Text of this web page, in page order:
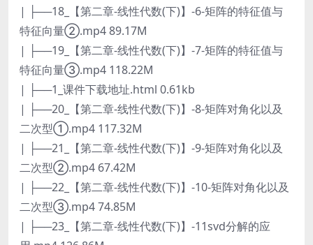
| ├──18_【第二章-线性代数(下)】-6-矩阵的特征值与
特征向量②.mp4 89.17M
| ├──19_【第二章-线性代数(下)】-7-矩阵的特征值与
特征向量③.mp4 118.22M
| ├──1_课件下载地址.html 0.61kb
| ├──20_【第二章-线性代数(下)】-8-矩阵对角化以及
二次型①.mp4 117.32M
| ├──21_【第二章-线性代数(下)】-9-矩阵对角化以及
二次型②.mp4 67.42M
| ├──22_【第二章-线性代数(下)】-10-矩阵对角化以及
二次型③.mp4 74.85M
| ├──23_【第二章-线性代数(下)】-11svd分解的应